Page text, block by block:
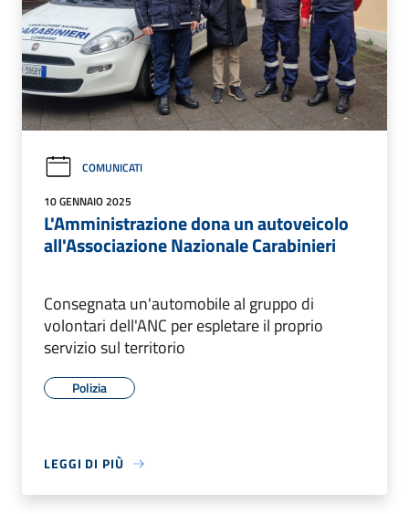
COMUNICATI
10 GENNAIO 2025
L'Amministrazione dona un autoveicolo
all'Associazione Nazionale Carabinieri
Consegnata un'automobile al gruppo di
volontari dell'ANC per espletare il proprio
servizio sul territorio
Polizia
LEGGI DI PIÙ